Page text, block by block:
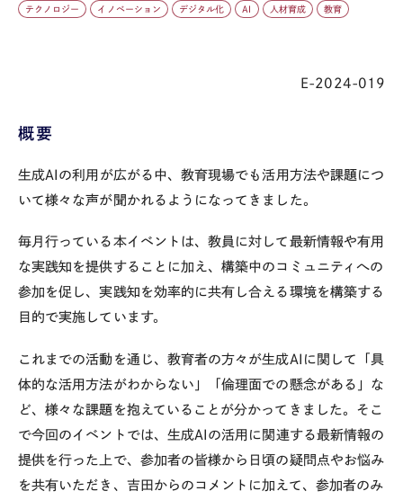
テクノロジー イノベーション デジタル化 AI 人材育成 教育
E-2024-019
概要
生成AIの利用が広がる中、教育現場でも活用方法や課題につ
いて様々な声が聞かれるようになってきました。
毎月行っている本イベントは、教員に対して最新情報や有用
な実践知を提供することに加え、構築中のコミュニティへの
参加を促し、実践知を効率的に共有し合える環境を構築する
目的で実施しています。
これまでの活動を通じ、教育者の方々が生成AIに関して「具
体的な活用方法がわからない」「倫理面での懸念がある」な
ど、様々な課題を抱えていることが分かってきました。そこ
で今回のイベントでは、生成AIの活用に関連する最新情報の
提供を行った上で、参加者の皆様から日頃の疑問点やお悩み
を共有いただき、吉田からのコメントに加えて、参加者のみ